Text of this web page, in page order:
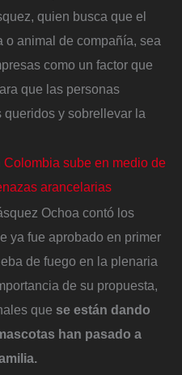
quien busca que el
o animal de compañía, sea
como un factor que
que las personas
y sobrellevar la
Colombia sube en medio de
arancelarias
Ochoa contó los
ya fue aprobado en primer
de fuego en la plenaria
de su propuesta,
que se están dando
han pasado a